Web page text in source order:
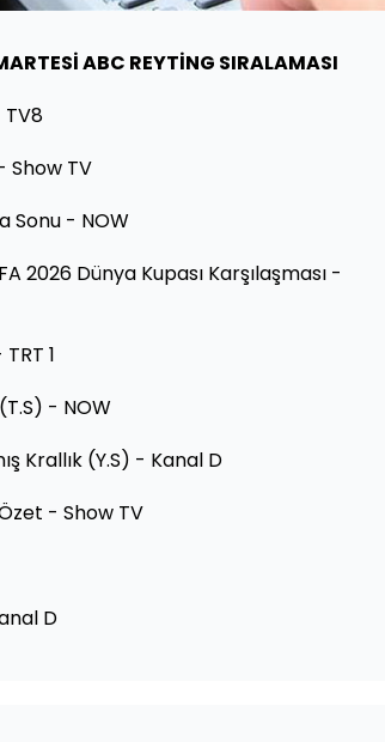
ABC REYTİNG SIRALAMASI
Show TV
Sonu - NOW
2026 Dünya Kupası Karşılaşması -
1
- NOW
Krallık (Y.S) - Kanal D
- Show TV
D